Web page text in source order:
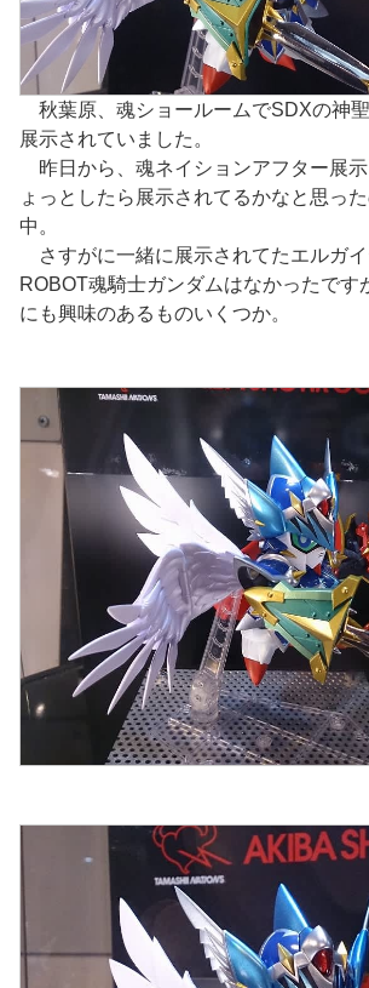
秋葉原、魂ショールームでSDXの神
展示されていました。
昨日から、魂ネイションアフター展
ょっとしたら展示されてるかなと思っ
中。
さすがに一緒に展示されてたエルガ
ROBOT魂騎士ガンダムはなかったです
にも興味のあるものいくつか。